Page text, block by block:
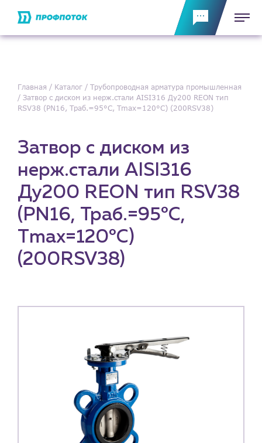
Главная Каталог
Трубопроводная арматура промышленная
Затвор с диском из нерж.стали AISI316 Ду200 REON тип
RSV38 (PN16, Траб.=95°С, Тmax=120°С) (200RSV38)
Затвор с диском из
нерж.стали AISI316
Ду200 REON тип RSV38
(PN16, Траб.=95°С,
Тmax=120°С)
(200RSV38)